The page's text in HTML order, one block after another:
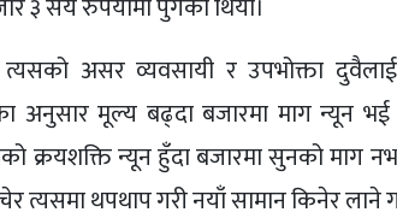
३ सय रुपैयाँमा पुगेको थियो।
असर व्यवसायी र उपभोक्ता
अनुसार मूल्य बढ्दा बजारमा माग न्यून भई
क्रयशक्ति न्यून हुँदा बजारमा सुनको माग
त्यसमा थपथाप गरी नयाँ सामान किनेर